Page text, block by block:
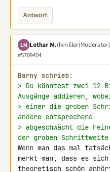
Antwort
LM Lothar M.(lkmiller)Moderator
#5709404
Barny schrieb:
> Du könntest zwei 12
Ausgänge addieren,
> einer die groben
andere entsprechend
> abgeschwächt die
der groben
Wenn man das mal
merkt man, dass es sich
theoretisch schön